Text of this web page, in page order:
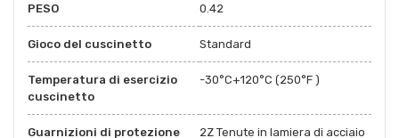
PESO 0.42
Gioco del cuscinetto Standard
Temperatura di esercizio
cuscinetto
-30°C+120°C (250°F )
Guarnizioni di protezione
2Z Tenute in lamiera di acciaio